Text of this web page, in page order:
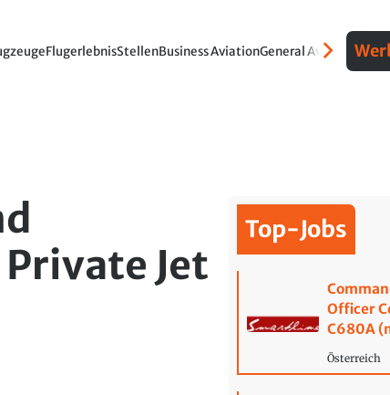
FlugerlebnisStellenBusiness AviationGeneral Aviation
Jet
Top-Jobs
Officer
C680A
Österreich